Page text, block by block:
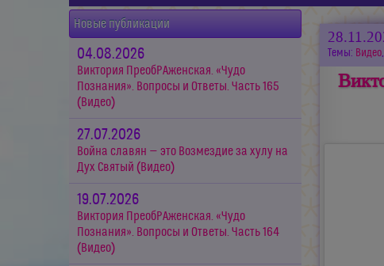
Новые публикации
04.08.2026
Виктория ПреобРАженская. «Чудо
Познания». Вопросы и Ответы. Часть 165
(Видео)
27.07.2026
Война славян — это Возмездие за хулу на
Дух Святый (Видео)
19.07.2026
Виктория ПреобРАженская. «Чудо
Познания». Вопросы и Ответы. Часть 164
(Видео)
Темы: Видео,